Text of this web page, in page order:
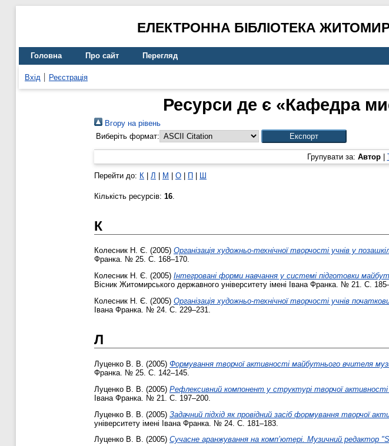
ЕЛЕКТРОННА БІБЛІОТЕКА
Головна Про сайт Перегляд
Вхід Реєстрація
Ресурси де є «Кафедра
Вгору на рівень
Виберіть формат:
Групувати за: Автор|
Перейти до: К Л М О П Ш
Кількість ресурсів: 16.
К
Колесник Н. Є. (2005) Організація художньо-технічної творчості учнів у
Франка. № 25. С. 168–170.
Колесник Н. Є. (2005) Інтегровані форми навчання у системі підготовки
Вісник Житомирського державного університету імені Івана Франка. № 21. С.
Колесник Н. Є. (2005) Організація художньо-технічної творчості учнів
Івана Франка. № 24. С. 229–231.
Л
Луценко В. В. (2005) Формування творчої активності майбутнього вчителя
Франка. № 25. С. 142–145.
Луценко В. В. (2005) Рефлексивний компонент у структурі творчої
Івана Франка. № 21. С. 197–200.
Луценко В. В. (2005) Задачний підхід як провідний засіб формування творчої
університету імені Івана Франка. № 24. С. 181–183.
Луценко В. В. (2005) Сучасне аранжування на комп’ютері. Музичний редактор